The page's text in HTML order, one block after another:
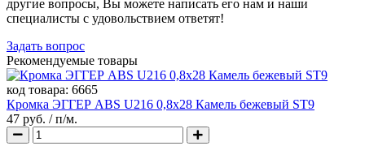
другие вопросы, Вы можете написать его нам и наши
специалисты с удовольствием ответят!
Задать вопрос
Рекомендуемые товары
код товара: 6665
Кромка ЭГГЕР ABS U216 0,8х28 Камель бежевый ST9
47 руб. / п/м.